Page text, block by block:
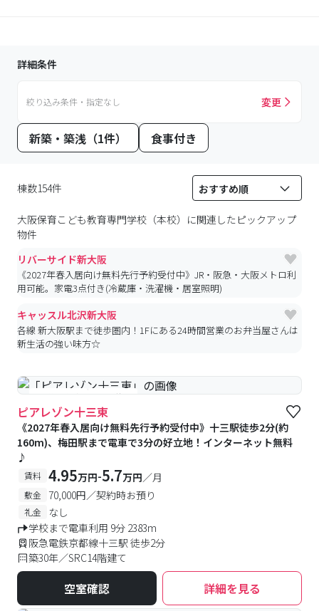
詳細条件
絞り込み条件・指定なし 変更
新築・築浅（1件） 食事付き
棟数154件
大阪保育こども教育専門学校（本校） に関連したピックアップ
物件
リバーサイド新大阪
《2027年春入居向け無料先行予約受付中》JR・阪急・大阪メトロ利
用可能。家電3点付き(冷蔵庫・洗濯機・居室照明)
キャッスル北沢新大阪
各線 新大阪駅まで徒歩圏内！1Fにある24時間営業のお弁当屋さんは
新生活の強い味方☆
#予約受付中 #空室待ち
ピアレゾン十三東
《2027年春入居向け無料先行予約受付中》十三駅徒歩2分(約
160m)、梅田駅まで電車で3分の好立地！インターネット無料
♪
賃料 4.95万円-5.7万円／月
敷金 70,000円／契約時お預り
礼金
なし
学校まで電車利用 9分 2383m
阪急電鉄京都線十三駅 徒歩2分
築30年／SRC14階建て
空室確認 詳細を見る